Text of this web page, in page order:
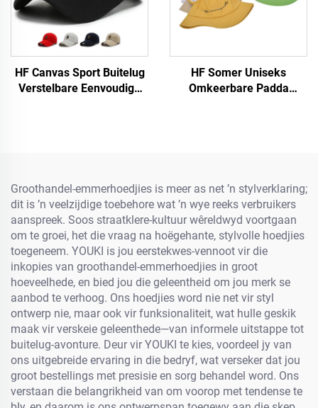
HF Canvas Sport Buitelug
Verstelbare Eenvoudige
HF Somer Uniseks
Omkeerbare Padda
Groothandel-emmerhoedjies is meer as net ’n stylverklaring;
dit is ’n veelzijdige toebehore wat ’n wye reeks verbruikers
aanspreek. Soos straatklere-kultuur wêreldwyd voortgaan
om te groei, het die vraag na hoëgehante, stylvolle hoedjies
toegeneem. YOUKI is jou eerstekwes-vennoot vir die
inkopies van groothandel-emmerhoedjies in groot
hoeveelhede, en bied jou die geleentheid om jou merk se
aanbod te verhoog. Ons hoedjies word nie net vir styl
ontwerp nie, maar ook vir funksionaliteit, wat hulle geskik
maak vir verskeie geleenthede—van informele uitstappe tot
buitelug-avonture. Deur vir YOUKI te kies, voordeel jy van
ons uitgebreide ervaring in die bedryf, wat verseker dat jou
groot bestellings met presisie en sorg behandel word. Ons
verstaan die belangrikheid van om voorop met tendense te